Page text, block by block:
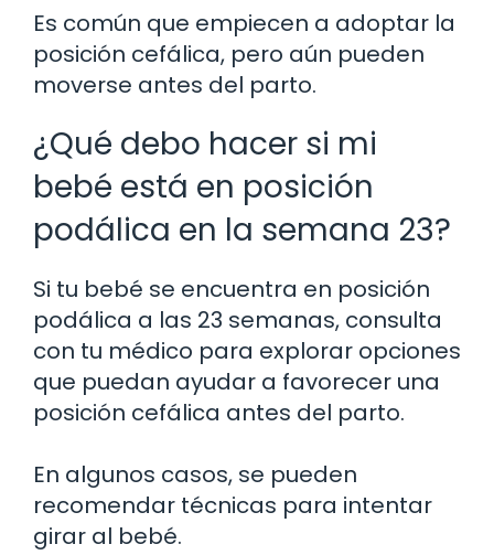
Es común que empiecen a adoptar la
posición cefálica, pero aún pueden
moverse antes del parto.
¿Qué debo hacer si mi
bebé está en posición
podálica en la semana 23?
Si tu bebé se encuentra en posición
podálica a las 23 semanas, consulta
con tu médico para explorar opciones
que puedan ayudar a favorecer una
posición cefálica antes del parto.
En algunos casos, se pueden
recomendar técnicas para intentar
girar al bebé.